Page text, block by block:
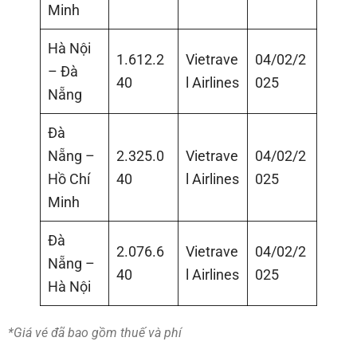
Minh
Hà Nội
– Đà
Nẵng
1.612.2
40
Vietrave
l Airlines
04/02/2
025
Đà
Nẵng –
Hồ Chí
Minh
2.325.0
40
Vietrave
l Airlines
04/02/2
025
Đà
Nẵng –
Hà Nội
2.076.6
40
Vietrave
l Airlines
04/02/2
025
*Giá vé đã bao gồm thuế và phí